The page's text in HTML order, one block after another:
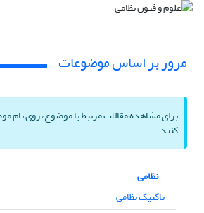
مرور بر اساس موضوعات
برای مشاهده مقالات مرتبط با موضوع، روی نام
کنید.
نظامی
تاکتیک نظامی